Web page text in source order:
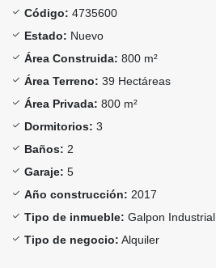
Código: 4735600
Estado: Nuevo
Área Construida: 800 m²
Área Terreno: 39 Hectáreas
Área Privada: 800 m²
Dormitorios: 3
Baños: 2
Garaje: 5
Año construcción: 2017
Tipo de inmueble: Galpon Industrial
Tipo de negocio: Alquiler